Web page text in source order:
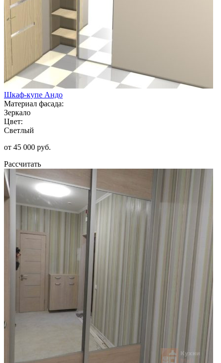
Шкаф-купе Андо
Материал фасада:
Зеркало
Цвет:
Светлый
от 45 000 руб.
Рассчитать